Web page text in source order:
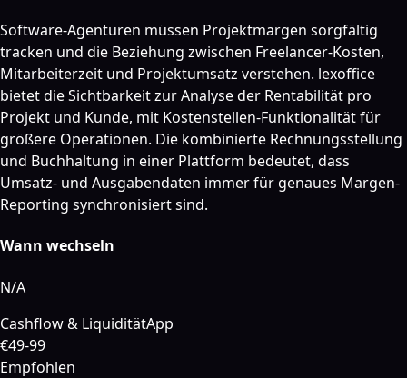
Software-Agenturen müssen Projektmargen sorgfältig
tracken und die Beziehung zwischen Freelancer-Kosten,
Mitarbeiterzeit und Projektumsatz verstehen. lexoffice
bietet die Sichtbarkeit zur Analyse der Rentabilität pro
Projekt und Kunde, mit Kostenstellen-Funktionalität für
größere Operationen. Die kombinierte Rechnungsstellung
und Buchhaltung in einer Plattform bedeutet, dass
Umsatz- und Ausgabendaten immer für genaues Margen-
Reporting synchronisiert sind.
Wann wechseln
N/A
Cashflow & LiquiditätApp
€49-99
Empfohlen